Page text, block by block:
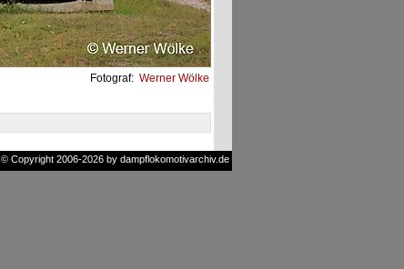
Fotograf: Werner Wölke
© Copyright 2006-2026 by dampflokomotivarchiv.de